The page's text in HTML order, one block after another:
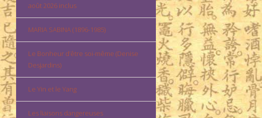
août 2026 inclus
MARIA SABINA (1896-1985)
Le Bonheur d’être soi-même (Denise
Desjardins)
Le Yin et le Yang
Les liaisons dangereuses